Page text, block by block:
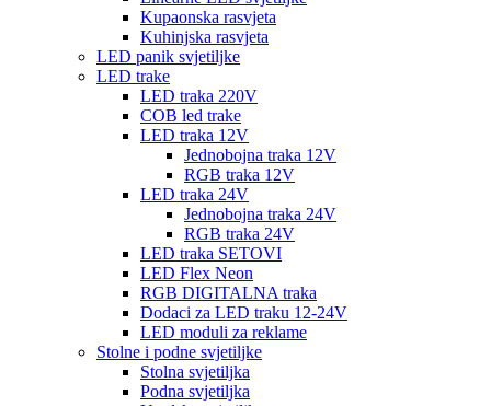
Kupaonska rasvjeta
Kuhinjska rasvjeta
LED panik svjetiljke
LED trake
LED traka 220V
COB led trake
LED traka 12V
Jednobojna traka 12V
RGB traka 12V
LED traka 24V
Jednobojna traka 24V
RGB traka 24V
LED traka SETOVI
LED Flex Neon
RGB DIGITALNA traka
Dodaci za LED traku 12-24V
LED moduli za reklame
Stolne i podne svjetiljke
Stolna svjetiljka
Podna svjetiljka